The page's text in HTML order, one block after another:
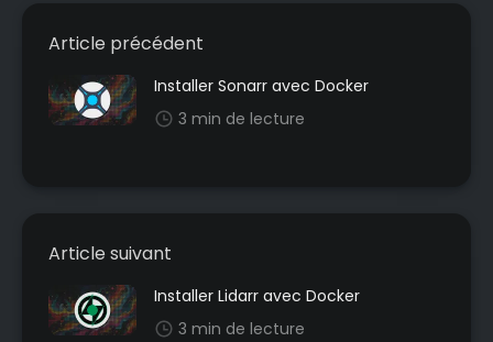
Article précédent
Installer Sonarr avec Docker
3 min de lecture
Article suivant
Installer Lidarr avec Docker
3 min de lecture